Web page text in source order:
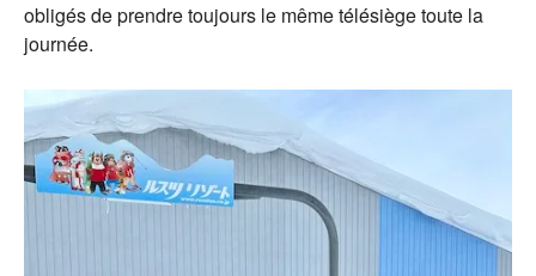
obligés de prendre toujours le même télésiège toute la
journée.